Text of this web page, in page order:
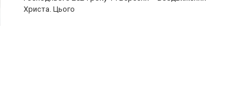
Христа. Цього